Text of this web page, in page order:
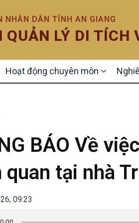
NHÂN DÂN TỈNH AN GIANG
QUẢN LÝ DI TÍCH
Hoạt động chuyên môn
BÁO Về
quan tại nhà
09:23